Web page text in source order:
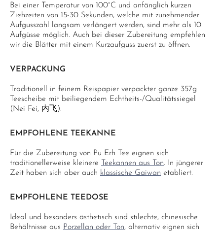
Bei einer Temperatur von 100°C und anfänglich kurzen
Ziehzeiten von 15-30 Sekunden, welche mit zunehmender
Aufgusszahl langsam verlängert werden, sind mehr als 10
Aufgüsse möglich. Auch bei dieser Zubereitung empfehlen
wir die Blätter mit einem Kurzaufguss zuerst zu öffnen.
VERPACKUNG
Traditionell in feinem Reispapier verpackter ganze 357g
Teescheibe mit beiliegendem Echtheits-/Qualitätssiegel
(Nei Fei, 内飞).
EMPFOHLENE TEEKANNE
Für die Zubereitung von Pu Erh Tee eignen sich
traditionellerweise kleinere
Teekannen aus Ton. In jüngerer
Zeit haben sich aber auch klassische Gaiwan etabliert.
EMPFOHLENE TEEDOSE
Ideal und besonders ästhetisch sind stilechte, chinesische
Behältnisse aus Porzellan oder Ton, alternativ eignen sich